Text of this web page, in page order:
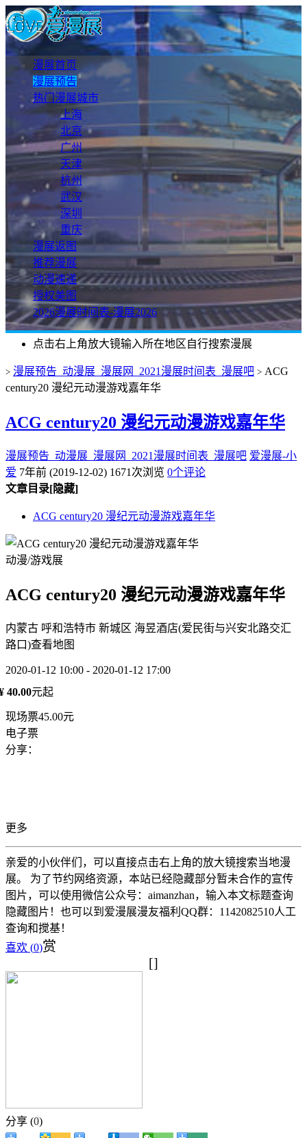
漫展首页
漫展预告
热门漫展城市
上海
北京
广州
天津
杭州
武汉
深圳
重庆
漫展返图
推荐漫展
动漫速递
授权美图
2026漫展时间表-漫展2026
点击右上角放大镜输入所在地区自行搜索漫展
> 漫展预告_动漫展_漫展网_2021漫展时间表_漫展吧 > ACG
century20 漫纪元动漫游戏嘉年华
ACG century20 漫纪元动漫游戏嘉年华
漫展预告_动漫展_漫展网_2021漫展时间表_漫展吧 爱漫展-小
爱 7年前 (2019-12-02) 1671次浏览 0个评论
文章目录[隐藏]
ACG century20 漫纪元动漫游戏嘉年华
动漫/游戏展
ACG century20 漫纪元动漫游戏嘉年华
内蒙古 呼和浩特市 新城区 海昱酒店(爱民街与兴安北路交汇
路口)查看地图
2020-01-12 10:00 - 2020-01-12 17:00
40.00元起
现场票45.00元
电子票
分享：
更多
亲爱的小伙伴们，可以直接点击右上角的放大镜搜索当地漫
展。 为了节约网络资源，本站已经隐藏部分暂未合作的宣传
图片，可以使用微信公众号：aimanzhan，输入本文标题查询
隐藏图片！也可以到爱漫展漫友福利QQ群：1142082510人工
查询和搅基！
喜欢 (0)赏
[]
分享 (0)